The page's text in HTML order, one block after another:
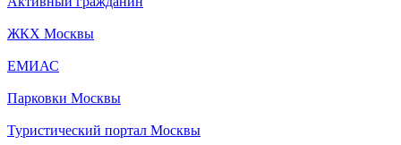
ЖКХ Москвы
ЕМИАС
Парковки Москвы
Туристический портал Москвы